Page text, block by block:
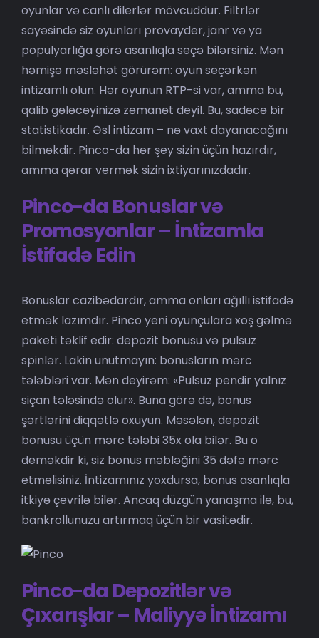
oyunlar və canlı dilerlər mövcuddur. Filtrlər
sayəsində siz oyunları provayder, janr və ya
populyarlığa görə asanlıqla seçə bilərsiniz. Mən
həmişə məsləhət görürəm: oyun seçərkən
intizamlı olun. Hər oyunun RTP-si var, amma bu,
qalib gələcəyinizə zəmanət deyil. Bu, sadəcə bir
statistikadır. Əsl intizam – nə vaxt dayanacağını
bilməkdir. Pinco-da hər şey sizin üçün hazırdır,
amma qərar vermək sizin ixtiyarınızdadır.
Pinco-da Bonuslar və
Promosyonlar – İntizamla
İstifadə Edin
Bonuslar cazibədardır, amma onları ağıllı istifadə
etmək lazımdır. Pinco yeni oyunçulara xoş gəlmə
paketi təklif edir: depozit bonusu və pulsuz
spinlər. Lakin unutmayın: bonusların mərc
tələbləri var. Mən deyirəm: «Pulsuz pendir yalnız
siçan tələsində olur». Buna görə də, bonus
şərtlərini diqqətlə oxuyun. Məsələn, depozit
bonusu üçün mərc tələbi 35x ola bilər. Bu o
deməkdir ki, siz bonus məbləğini 35 dəfə mərc
etməlisiniz. İntizamınız yoxdursa, bonus asanlıqla
itkiyə çevrilə bilər. Ancaq düzgün yanaşma ilə, bu,
bankrollunuzu artırmaq üçün bir vasitədir.
Pinco-da Depozitlər və
Çıxarışlar – Maliyyə İntizamı